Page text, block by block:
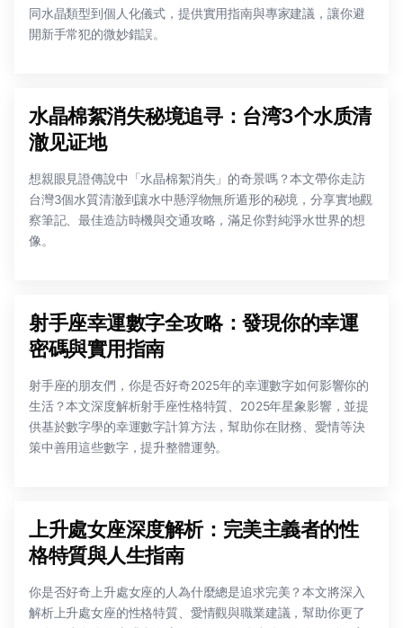
同水晶類型到個人化儀式，提供實用指南與專家建議，讓你避
開新手常犯的微妙錯誤。
水晶棉絮消失秘境追寻：台湾3个水质清
澈见证地
想親眼見證傳說中「水晶棉絮消失」的奇景嗎？本文帶你走訪
台灣3個水質清澈到讓水中懸浮物無所遁形的秘境，分享實地觀
察筆記、最佳造訪時機與交通攻略，滿足你對純淨水世界的想
像。
射手座幸運數字全攻略：發現你的幸運
密碼與實用指南
射手座的朋友們，你是否好奇2025年的幸運數字如何影響你的
生活？本文深度解析射手座性格特質、2025年星象影響，並提
供基於數字學的幸運數字計算方法，幫助你在財務、愛情等決
策中善用這些數字，提升整體運勢。
上升處女座深度解析：完美主義者的性
格特質與人生指南
你是否好奇上升處女座的人為什麼總是追求完美？本文將深入
解析上升處女座的性格特質、愛情觀與職業建議，幫助你更了